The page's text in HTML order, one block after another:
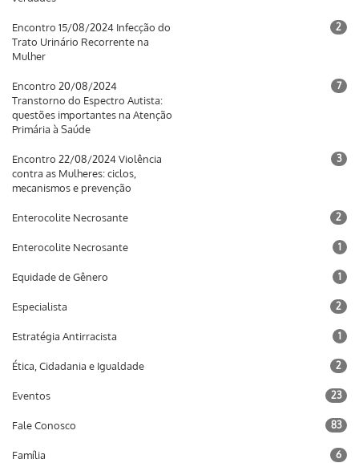
Encontro 15/08/2024 Infecção do
Trato Urinário Recorrente na
Mulher
2
Encontro 20/08/2024
Transtorno do Espectro Autista:
questões importantes na Atenção
Primária à Saúde
7
Encontro 22/08/2024 Violência
contra as Mulheres: ciclos,
mecanismos e prevenção
3
Enterocolite Necrosante 2
Enterocolite Necrosante 1
Equidade de Gênero 1
Especialista 2
Estratégia Antirracista 1
Ética, Cidadania e Igualdade 2
Eventos 23
Fale Conosco 83
Família 6